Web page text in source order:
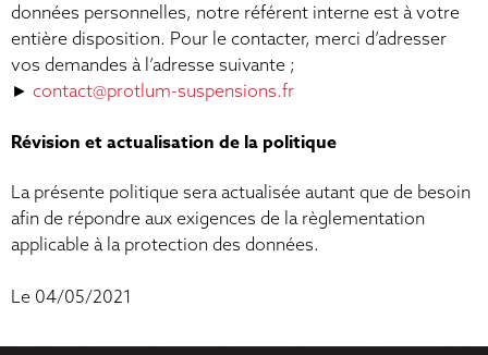
données personnelles, notre référent interne est à votre
entière disposition. Pour le contacter, merci d’adresser
vos demandes à l’adresse suivante ;
► contact@protlum-suspensions.fr
Révision et actualisation de la politique
La présente politique sera actualisée autant que de besoin
afin de répondre aux exigences de la règlementation
applicable à la protection des données.
Le 04/05/2021